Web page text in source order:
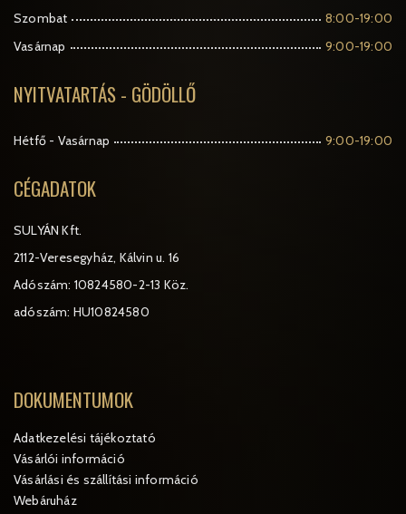
Szombat
8:00-19:00
Vasárnap
9:00-19:00
NYITVATARTÁS - GÖDÖLLŐ
Hétfő - Vasárnap 9:00-19:00
CÉGADATOK
SULYÁN Kft.
2112-Veresegyház, Kálvin u. 16
Adószám: 10824580-2-13 Köz.
adószám: HU10824580
DOKUMENTUMOK
Adatkezelési tájékoztató
Vásárlói információ
Vásárlási és szállítási információ
Webáruház